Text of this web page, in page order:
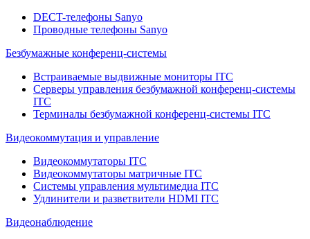
DECT-телефоны Sanyo
Проводные телефоны Sanyo
Безбумажные конференц-системы
Встраиваемые выдвижные мониторы ITC
Серверы управления безбумажной конференц-системы
ITC
Терминалы безбумажной конференц-системы ITC
Видеокоммутация и управление
Видеокоммутаторы ITC
Видеокоммутаторы матричные ITC
Системы управления мультимедиа ITC
Удлинители и разветвители HDMI ITC
Видеонаблюдение